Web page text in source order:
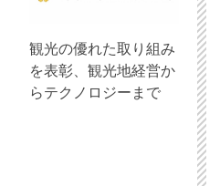
観光の優れた取り組み
を表彰、観光地経営か
らテクノロジーまで